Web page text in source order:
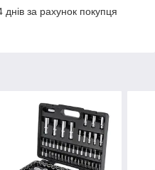
за рахунок покупця